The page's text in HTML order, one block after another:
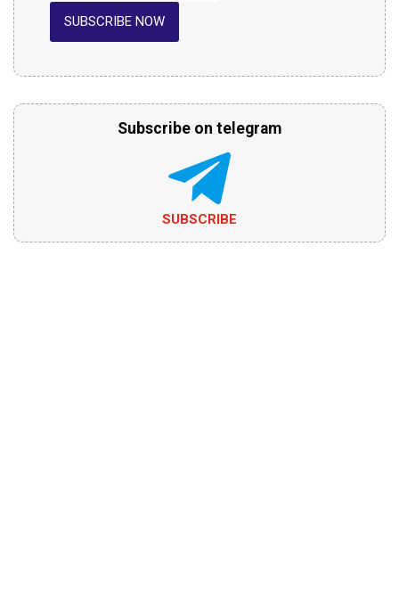
SUBSCRIBE NOW
Subscribe on telegram
SUBSCRIBE